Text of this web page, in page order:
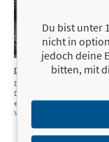
24,99 €
Dark Towers
Die Deutsche Bank,
Donald Trump und
eine Spur der
Verwüstung
Du bist unter
nicht in
jedoch deine
bitten, mit